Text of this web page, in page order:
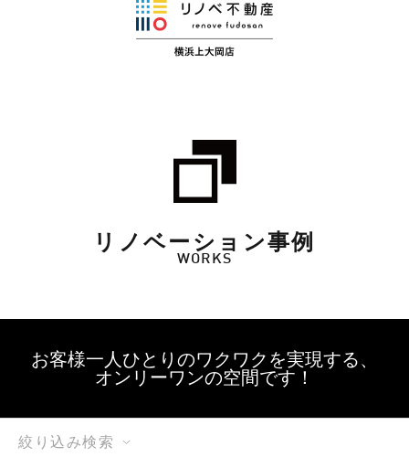
リノベーション事例
WORKS
お客様一人ひとりのワクワクを実現する、
オンリーワンの空間です！
絞り込み検索